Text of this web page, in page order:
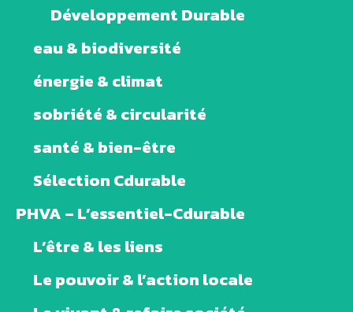
Développement Durable
eau & biodiversité
énergie & climat
sobriété & circularité
santé & bien-être
Sélection Cdurable
PHVA – L’essentiel-Cdurable
L’être & les liens
Le pouvoir & l’action locale